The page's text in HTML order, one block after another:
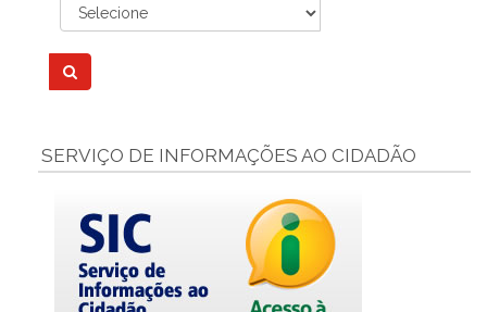
SERVIÇO DE INFORMAÇÕES AO CIDADÃO